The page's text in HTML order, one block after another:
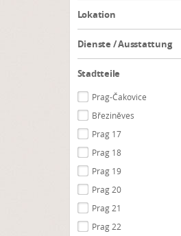
Lokation
Dienste / Ausstattung
Stadtteile
Prag-Čakovice
Březiněves
Prag 17
Prag 18
Prag 19
Prag 20
Prag 21
Prag 22